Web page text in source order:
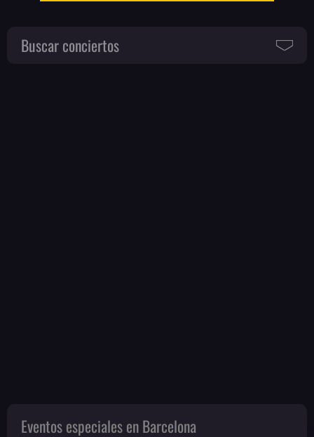
Buscar conciertos
Eventos especiales en Barcelona